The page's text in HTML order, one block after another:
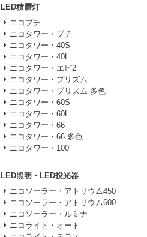
LED積層灯
ニコプチ
ニコタワー・プチ
ニコタワー・40S
ニコタワー・40L
ニコタワー・エピ2
ニコタワー・プリズム
ニコタワー・プリズム 多色
ニコタワー・60S
ニコタワー・60L
ニコタワー・66
ニコタワー・66 多色
ニコタワー・100
LED照明・LED投光器
ニコソーラー・アトリウム450
ニコソーラー・アトリウム600
ニコソーラー・ルミナ
ニコライト・オート